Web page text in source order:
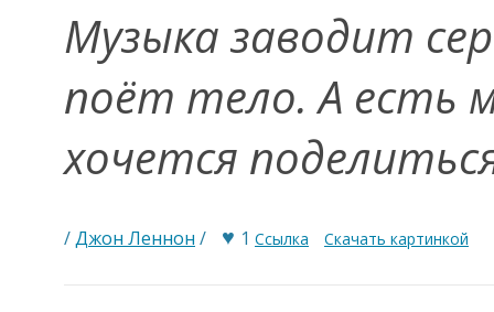
Музыка заводит
поёт тело. А есть
хочется
/Джон Леннон / ♥ 1 Ссылка Скачать картинкой